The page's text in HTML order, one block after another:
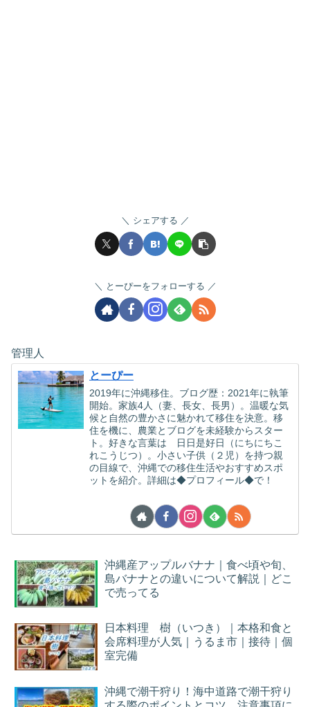
シェアする
とーぴーをフォローする
管理人
とーぴー
2019年に沖縄移住。ブログ歴：2021年に執筆
開始。家族4人（妻、長女、長男）。温暖な気
候と自然の豊かさに魅かれて移住を決意。移
住を機に、農業とブログを未経験からスター
ト。好きな言葉は 日日是好日（にちにちこ
れこうじつ）。小さい子供（２児）を持つ親
の目線で、沖縄での移住生活やおすすめスポ
ットを紹介。詳細は◆プロフィール◆で！
沖縄産アップルバナナ｜食べ頃や旬、
島バナナとの違いについて解説｜どこ
で売ってる
日本料理 樹（いつき）｜本格和食と
会席料理が人気｜うるま市｜接待｜個
室完備
沖縄で潮干狩り！海中道路で潮干狩り